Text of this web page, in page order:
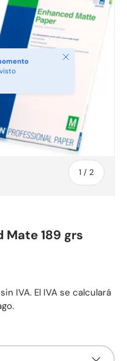
1 / de
2
Cerrar
Mate 189 grs
IVA. El IVA se calculará